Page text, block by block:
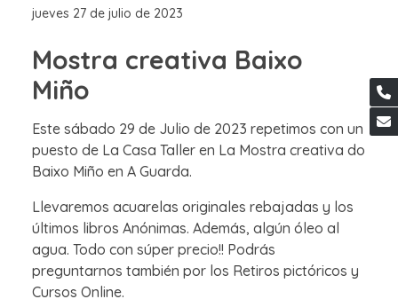
jueves 27 de julio de 2023
Mostra creativa Baixo
Miño
Este sábado 29 de Julio de 2023 repetimos con un
puesto de La Casa Taller en La Mostra creativa do
Baixo Miño en A Guarda.
Llevaremos acuarelas originales rebajadas y los
últimos libros Anónimas. Además, algún óleo al
agua. Todo con súper precio!! Podrás
preguntarnos también por los Retiros pictóricos y
Cursos Online.